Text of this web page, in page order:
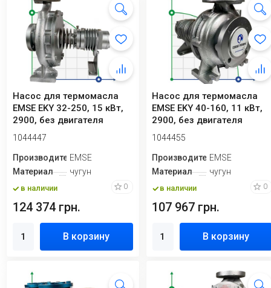
Насос для термомасла
EMSE EKY 32-250, 15 кВт,
2900, без двигателя
1044447
ПроизводительEMSE
Материал
чугун
в наличии 0
124 374 грн.
В корзину
Насос для термомасла
EMSE EKY 40-160, 11 кВт,
2900, без двигателя
1044455
ПроизводительEMSE
Материал
чугун
в наличии 0
107 967 грн.
В корзину